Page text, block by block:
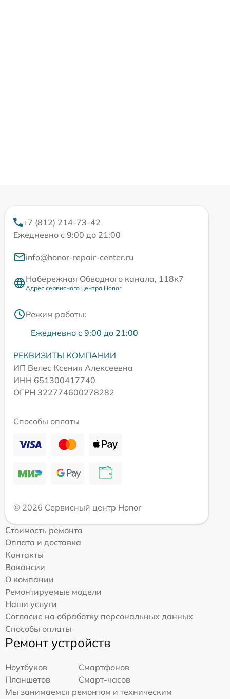
+7 (812) 214-73-42
Ежедневно с 9:00 до 21:00
info@honor-repair-center.ru
Набережная Обводного канала, 118к7
Адрес сервисного центра Honor
Режим работы:
Ежедневно с 9:00 до 21:00
РЕКВИЗИТЫ КОМПАНИИ
ИП Велес Ксения Алексеевна
ИНН 651300417740
ОГРН 322774600278282
Способы оплаты
© 2026 Сервисный центр Honor
Стоимость ремонта
Оплата и доставка
Контакты
Вакансии
О компании
Ремонтируемые модели
Наши услуги
Согласие на обработку персональных данных
Способы оплаты
Ремонт устройств
Ноутбуков
Смартфонов
Планшетов
Смарт-часов
Мы занимаемся ремонтом и техническим